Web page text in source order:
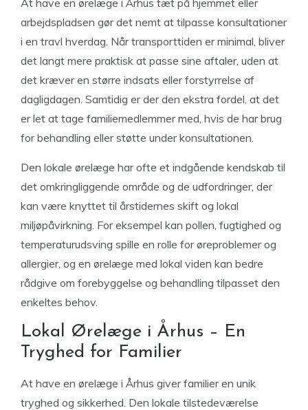
At have en ørelæge i Århus tæt på hjemmet eller
arbejdspladsen gør det nemt at tilpasse konsultationer
i en travl hverdag. Når transporttiden er minimal, bliver
det langt mere praktisk at passe sine aftaler, uden at
det kræver en større indsats eller forstyrrelse af
dagligdagen. Samtidig er der den ekstra fordel, at det
er let at tage familiemedlemmer med, hvis de har brug
for behandling eller støtte under konsultationen.
Den lokale ørelæge har ofte et indgående kendskab til
det omkringliggende område og de udfordringer, der
kan være knyttet til årstidernes skift og lokal
miljøpåvirkning. For eksempel kan pollen, fugtighed og
temperaturudsving spille en rolle for øreproblemer og
allergier, og en ørelæge med lokal viden kan bedre
rådgive om forebyggelse og behandling tilpasset den
enkeltes behov.
Lokal Ørelæge i Århus – En
Tryghed for Familier
At have en ørelæge i Århus giver familier en unik
tryghed og sikkerhed. Den lokale tilstedeværelse